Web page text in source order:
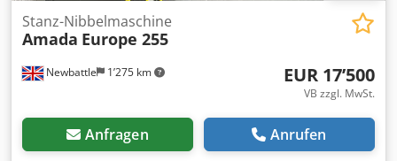
Newbattle 1’275 km
Stanz-Nibbelmaschine
Amada Europe 255
EUR 17’500
VB zzgl. MwSt.
Anfragen Anrufen